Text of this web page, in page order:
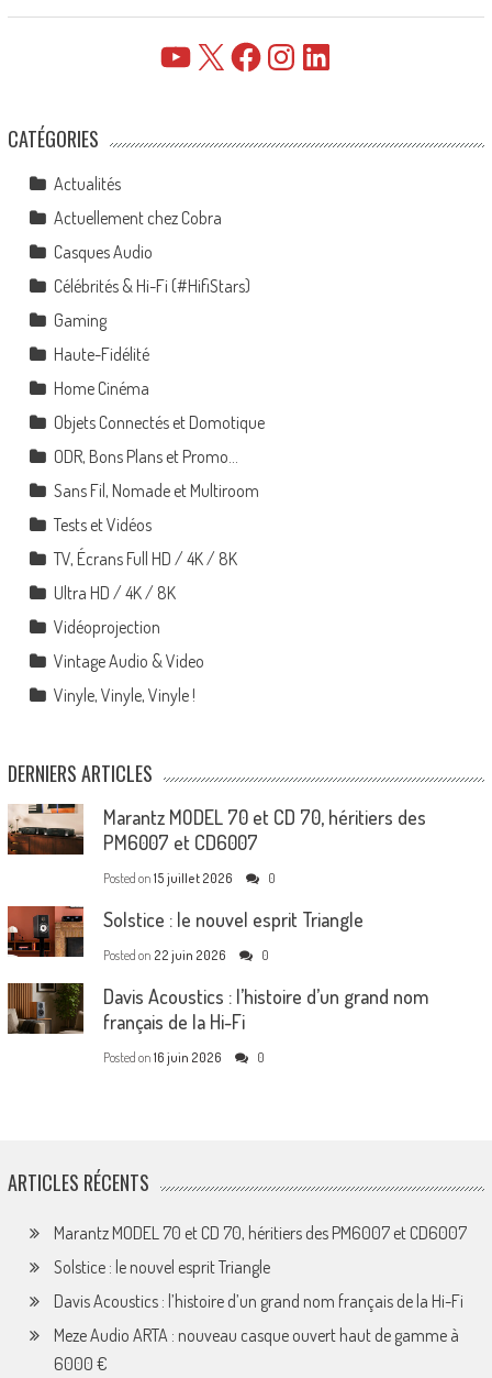
YouTube FacebookInstagramLinkedIn
CATÉGORIES
Actualités
Actuellement chez Cobra
Casques Audio
Célébrités & Hi-Fi (#HifiStars)
Gaming
Haute-Fidélité
Home Cinéma
Objets Connectés et Domotique
ODR, Bons Plans et Promo…
Sans Fil, Nomade et Multiroom
Tests et Vidéos
TV, Écrans Full HD / 4K / 8K
Ultra HD / 4K / 8K
Vidéoprojection
Vintage Audio & Video
Vinyle, Vinyle, Vinyle !
DERNIERS ARTICLES
Marantz MODEL 70 et CD 70, héritiers des
PM6007 et CD6007
Posted on 15 juillet 2026 0
Solstice : le nouvel esprit Triangle
Posted on 22 juin 2026 0
Davis Acoustics : l’histoire d’un grand nom
français de la Hi-Fi
Posted on 16 juin 2026 0
ARTICLES RÉCENTS
Marantz MODEL 70 et CD 70, héritiers des PM6007 et CD6007
Solstice : le nouvel esprit Triangle
Davis Acoustics : l’histoire d’un grand nom français de la Hi-Fi
Meze Audio ARTA : nouveau casque ouvert haut de gamme à
6000 €